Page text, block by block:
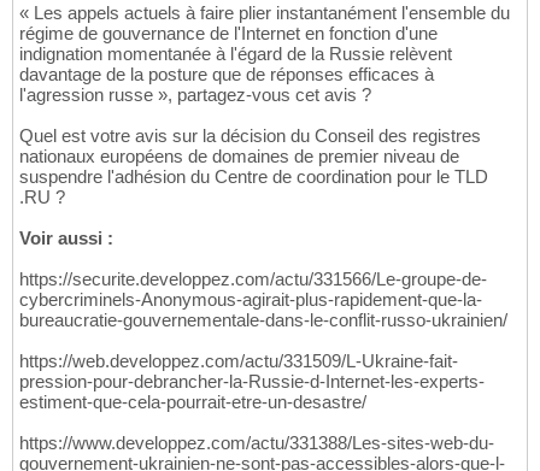
« Les appels actuels à faire plier instantanément l'ensemble du
régime de gouvernance de l'Internet en fonction d'une
indignation momentanée à l'égard de la Russie relèvent
davantage de la posture que de réponses efficaces à
l'agression russe », partagez-vous cet avis ?
Quel est votre avis sur la décision du Conseil des registres
nationaux européens de domaines de premier niveau de
suspendre l'adhésion du Centre de coordination pour le TLD
.RU ?
Voir aussi :
https://securite.developpez.com/actu/331566/Le-groupe-de-
cybercriminels-Anonymous-agirait-plus-rapidement-que-la-
bureaucratie-gouvernementale-dans-le-conflit-russo-ukrainien/
https://web.developpez.com/actu/331509/L-Ukraine-fait-
pression-pour-debrancher-la-Russie-d-Internet-les-experts-
estiment-que-cela-pourrait-etre-un-desastre/
https://www.developpez.com/actu/331388/Les-sites-web-du-
gouvernement-ukrainien-ne-sont-pas-accessibles-alors-que-l-